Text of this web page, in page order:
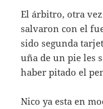
El árbitro, otra
salvaron con el
sido segunda
uña de un pie les
haber pitado el
Nico ya esta en